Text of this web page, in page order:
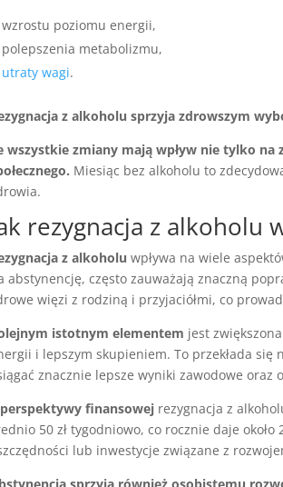
wzrostu poziomu energii,
polepszenia metabolizmu,
utraty wagi.
z alkoholu sprzyja zdrowszym
wszystkie zmiany mają wpływ nie tylko na
Miesiąc bez alkoholu to
rezygnacja z alkoholu
z alkoholu wpływa na wiele
abstynencję, często zauważają znaczną
więzi z rodziną i przyjaciółmi, co
istotnym elementem jest
i lepszym skupieniem. To przekłada
znacznie lepsze wyniki zawodowe oraz
finansowej rezygnacja z
50 zł tygodniowo, co rocznie daje około
lub inwestycje związane z